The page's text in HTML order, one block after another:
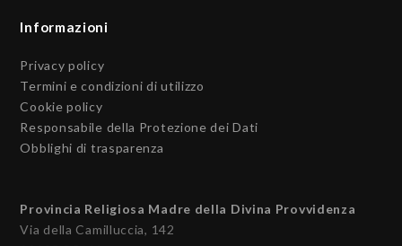
Informazioni
Privacy policy
Termini e condizioni di utilizzo
Cookie policy
Responsabile della Protezione dei Dati
Obblighi di trasparenza
Provincia Religiosa Madre della Divina Provvidenza
Via della Camilluccia, 142